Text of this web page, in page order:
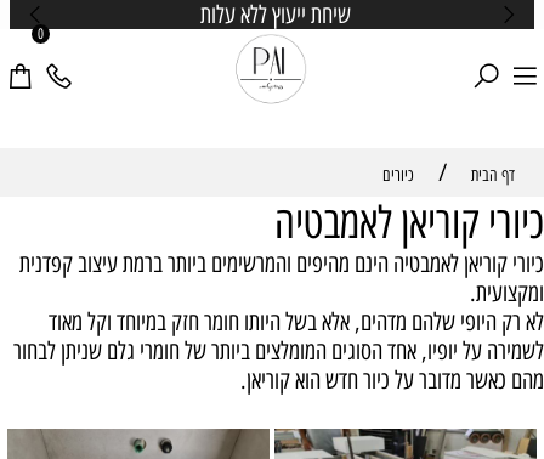
התקשרו עכשיו ונגשים לכם חלום
0
דף הבית / כיורים
כיורי קוריאן לאמבטיה
כיורי קוריאן לאמבטיה הינם מהיפים והמרשימים ביותר ברמת עיצוב קפדנית
ומקצועית.
לא רק היופי שלהם מדהים, אלא בשל היותו חומר חזק במיוחד וקל מאוד
לשמירה על יופיו, אחד הסוגים המומלצים ביותר של חומרי גלם שניתן לבחור
מהם כאשר מדובר על כיור חדש הוא קוריאן.